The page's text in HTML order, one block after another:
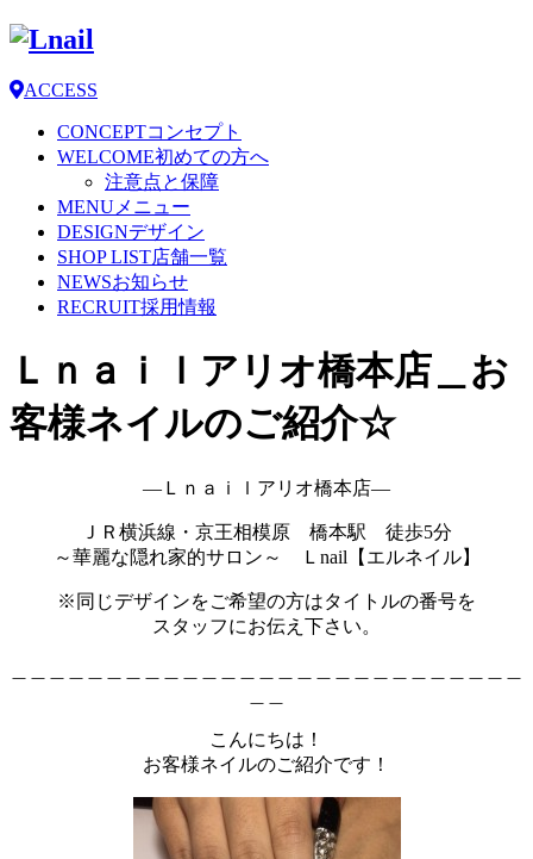
ACCESS
CONCEPTコンセプト
WELCOME初めての方へ
注意点と保障
MENU メニュー
DESIGNデザイン
SHOP LIST店舗一覧
NEWSお知らせ
RECRUIT採用情報
Ｌｎａｉｌアリオ橋本店＿お
客様ネイルのご紹介☆
―Ｌｎａｉｌアリオ橋本店―
ＪＲ横浜線・京王相模原 橋本駅 徒歩5分
～華麗な隠れ家的サロン～ Ｌnail【エルネイル】
※同じデザインをご希望の方はタイトルの番号を
スタッフにお伝え下さい。
こんにちは！
お客様ネイルのご紹介です！